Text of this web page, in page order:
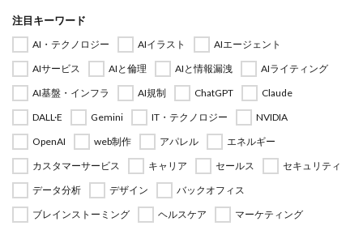
注目キーワード
AI・テクノロジー AIイラスト
AIエージェント
AIサービス
AIと倫理 AIと情報漏洩
AIライティング
AI基盤・インフラ
AI規制 ChatGPT
Claude
DALL·E
Gemini IT・テクノロジー
NVIDIA
OpenAI
web制作 アパレル
エネルギー
カスタマーサービス
キャリア セールス
セキュリティ
データ分析
デザイン
バックオフィス
ブレインストーミング
ヘルスケア
マーケティング